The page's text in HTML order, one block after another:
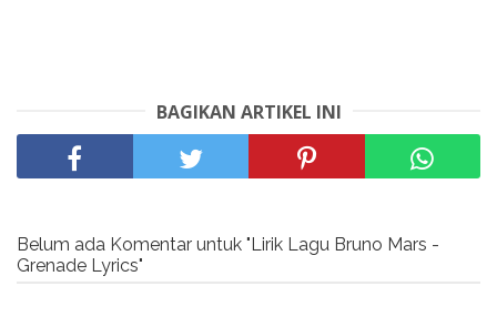
BAGIKAN ARTIKEL INI
Belum ada Komentar untuk "Lirik Lagu Bruno Mars -
Grenade Lyrics"